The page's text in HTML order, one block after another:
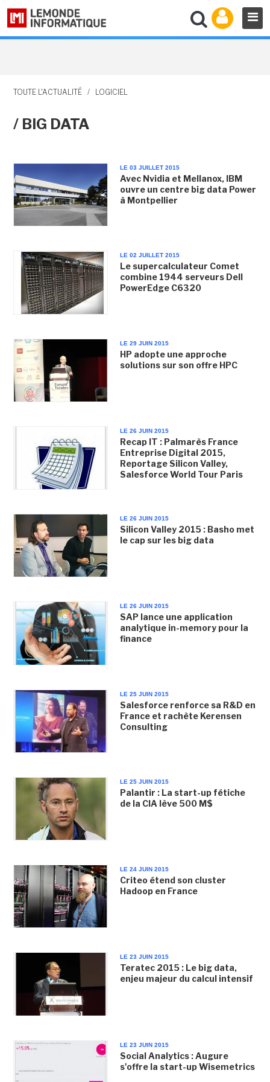
TOUTE L'ACTUALITÉ / LOGICIEL
/ BIG DATA
LE 03 JUILLET 2015
Avec Nvidia et Mellanox, IBM
ouvre un centre big data Power
à Montpellier
LE 02 JUILLET 2015
Le supercalculateur Comet
combine 1944 serveurs Dell
PowerEdge C6320
LE 29 JUIN 2015
HP adopte une approche
solutions sur son offre HPC
LE 26 JUIN 2015
Recap IT : Palmarès France
Entreprise Digital 2015,
Reportage Silicon Valley,
Salesforce World Tour Paris
LE 26 JUIN 2015
Silicon Valley 2015 : Basho met
le cap sur les big data
LE 26 JUIN 2015
SAP lance une application
analytique in-memory pour la
finance
LE 25 JUIN 2015
Salesforce renforce sa R&D en
France et rachète Kerensen
Consulting
LE 25 JUIN 2015
Palantir : La start-up fétiche
de la CIA lève 500 M$
LE 24 JUIN 2015
Criteo étend son cluster
Hadoop en France
LE 23 JUIN 2015
Teratec 2015 : Le big data,
enjeu majeur du calcul intensif
LE 23 JUIN 2015
Social Analytics : Augure
s'offre la start-up Wisemetrics